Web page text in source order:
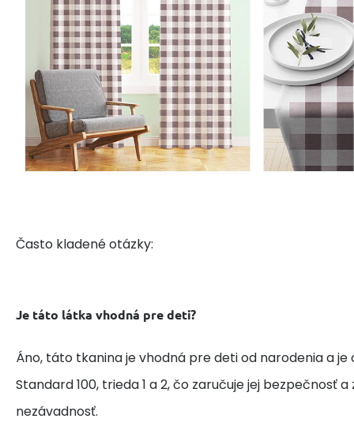
Často kladené otázky:
Je táto látka vhodná pre deti?
Áno, táto tkanina je vhodná pre deti od narodenia a
Standard 100, trieda 1 a 2, čo zaručuje jej bezpečnosť
nezávadnosť.